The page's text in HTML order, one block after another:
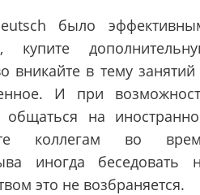
было
купите
вникайте в тему
И при
общаться на
коллегам во
иногда беседовать
это не возбраняется.